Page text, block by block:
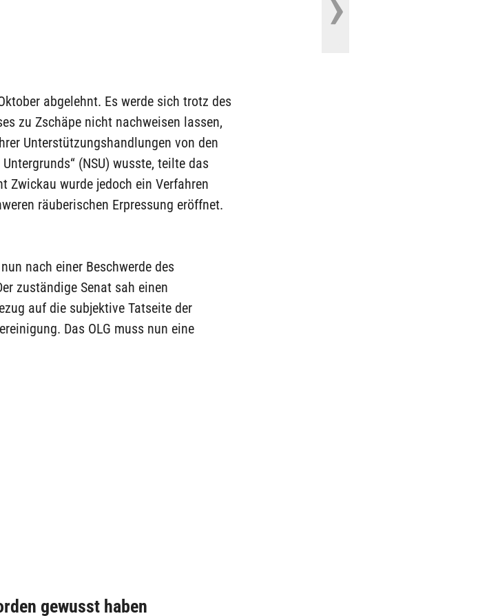
abgelehnt. Es werde sich trotz des
zu Zschäpe nicht nachweisen lassen,
Unterstützungshandlungen von den
(NSU) wusste, teilte das
Zwickau wurde jedoch ein Verfahren
räuberischen Erpressung eröffnet.
nach einer Beschwerde des
zuständige Senat sah einen
auf die subjektive Tatseite der
Das OLG muss nun eine
gewusst haben